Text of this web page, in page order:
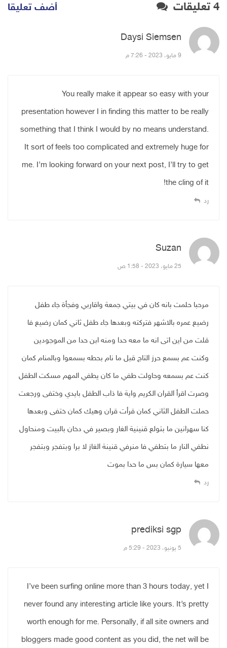
4 تعليقات أضف تعليقا
Daysi Siemsen
9 مايو، 2023 - 7:26 م
You really make it appear so easy with your
presentation however I in finding this matter to be really
something that I think I would by no means understand.
It sort of feels too complicated and extremely huge for
me. I’m looking forward on your next post, I’ll try to get
the cling of it!
رد
Suzan
25 مايو، 2023 - 1:58 ص
مرحبا حلمت بانه كان في بيتي جمعة واقاربي وفجأة جاء طفل
رضيع عمره بالاشهر فتركته وبعدها جاء طفل ثاني كمان رضيع فا
قلت من اين اتى انه ما معه حدا ومنه ابن حدا من الموجودين
وكنت عم بسمع حرز التاج قبل ما نام بحطه بسمعوا وبالمنام كمان
كنت عم بسمعه وحاولت طفي ما كان يطفي المهم مسكت الطفل
وصرت اقرأ القران الكريم واية فا ذاب الطفل بايدي وختفى ورجعت
حملت الطفل الثاني كمان قرأت قران وهيك كمان ختفى وبعدها
كنا سهرانين ما بتولع قنينية الغار وبصير في دخان بالبيت ومنحاول
نطفي النار ما بتطفي فا منرفي قنينة الغاز لا برا وبتفجر وبتفجر
معها سيارة كمان بس ما حدا بموت
رد
prediksi sgp
5 يونيو، 2023 - 5:29 م
I’ve been surfing online more than 3 hours today, yet I
never found any interesting article like yours. It’s pretty
worth enough for me. Personally, if all site owners and
bloggers made good content as you did, the net will be